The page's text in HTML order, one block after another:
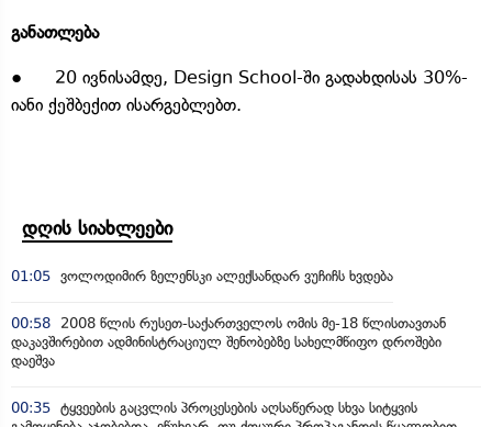
განათლება
● 20 ივნისამდე, Design School-ში გადახდისას 30%-
იანი ქეშბექით ისარგებლებთ.
დღის სიახლეები
01:05 ვოლოდიმირ ზელენსკი ალექსანდარ ვუჩიჩს ხვდება
00:58
2008 წლის რუსეთ-საქართველოს ომის მე-18 წლისთავთან
დაკავშირებით ადმინისტრაციულ შენობებზე სახელმწიფო დროშები
დაეშვა
00:35 ტყვეების გაცვლის პროცესების აღსაწერად სხვა სიტყვის